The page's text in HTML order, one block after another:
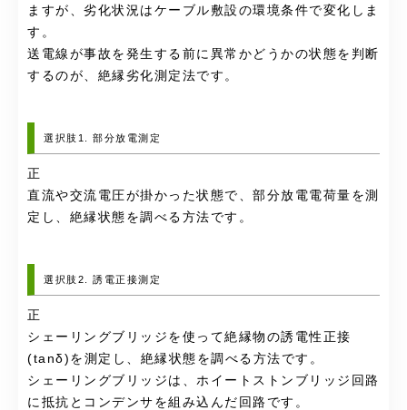
ますが、劣化状況はケーブル敷設の環境条件で変化しま
す。
送電線が事故を発生する前に異常かどうかの状態を判断
するのが、絶縁劣化測定法です。
選択肢1. 部分放電測定
正
直流や交流電圧が掛かった状態で、部分放電電荷量を測
定し、絶縁状態を調べる方法です。
選択肢2. 誘電正接測定
正
シェーリングブリッジを使って絶縁物の誘電性正接
(tanδ)を測定し、絶縁状態を調べる方法です。
シェーリングブリッジは、ホイートストンブリッジ回路
に抵抗とコンデンサを組み込んだ回路です。